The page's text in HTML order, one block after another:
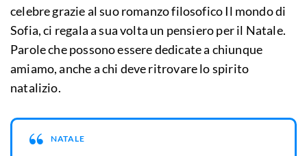
celebre grazie al suo romanzo filosofico Il mondo di
Sofia, ci regala a sua volta un pensiero per il Natale.
Parole che possono essere dedicate a chiunque
amiamo, anche a chi deve ritrovare lo spirito
natalizio.
NATALE